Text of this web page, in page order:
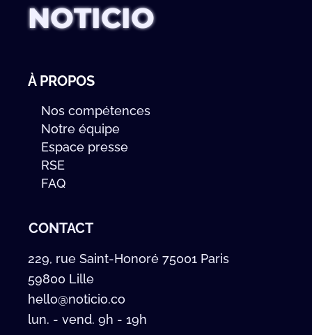
NOTICIO
À PROPOS
Nos compétences
Notre équipe
Espace presse
RSE
FAQ
CONTACT
229, rue Saint-Honoré 75001 Paris
59800 Lille
hello@noticio.co
lun. - vend. 9h - 19h